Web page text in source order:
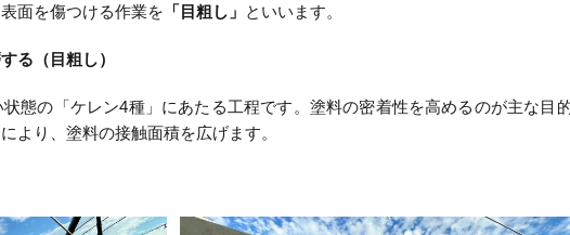
面を傷つける作業を 「目粗し」 といいます。
る（目粗し）
態の「ケレン4種」にあたる工程です。塗料の密着性を高めるのが主な目的
より、塗料の接触面積を広げます。